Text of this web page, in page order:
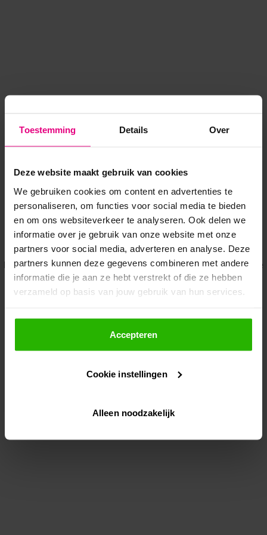
Toestemming Details Over
Deze website maakt gebruik van cookies
We gebruiken cookies om content en advertenties te
personaliseren, om functies voor social media te bieden
en om ons websiteverkeer te analyseren. Ook delen we
informatie over je gebruik van onze website met onze
partners voor social media, adverteren en analyse. Deze
partners kunnen deze gegevens combineren met andere
informatie die je aan ze hebt verstrekt of die ze hebben
verzameld op basis van jouw gebruik van hun services.
Als je op "Accepteer" klikt, dan geef je Voordeeluitjes.nl
toestemming om cookies voor social media en
gepersonaliseerde advertenties te plaatsen.
Lees hier meer over in onsprivacybeleid
Via "Cookie instellingen" kun je ook zelf instellen welke
Accepteren
Cookie instellingen
Alleen noodzakelijk
Application error: a client-side exception has occurred while
loadingwww.voordeeluitjes.nl (see the browser console for more
information).